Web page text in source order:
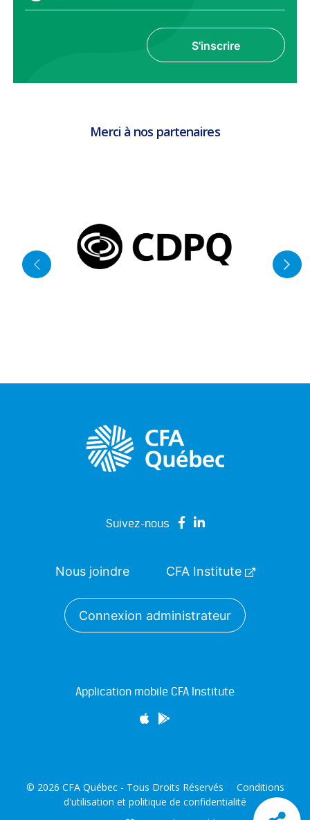
S'inscrire
Merci à nos partenaires
Application mobile CFA Institute
Suivez-nous
Nous joindre CFA Institute
Connexion administrateur
© 2026 CFA Québec - Tous Droits Réservés
Conditions
d'utilisation et politique de confidentialité